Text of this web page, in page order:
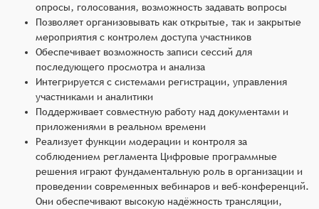
опросы, голосования, возможность задавать вопросы
Позволяет организовывать как открытые, так и закрытые
мероприятия с контролем доступа участников
Обеспечивает возможность записи сессий для
последующего просмотра и анализа
Интегрируется с системами регистрации, управления
участниками и аналитики
Поддерживает совместную работу над документами и
приложениями в реальном времени
Реализует функции модерации и контроля за
соблюдением регламента Цифровые программные
решения играют фундаментальную роль в организации и
проведении современных вебинаров и веб-конференций.
Они обеспечивают высокую надёжность трансляции,